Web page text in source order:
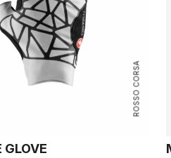
ROSSO CORSA
GLOVE